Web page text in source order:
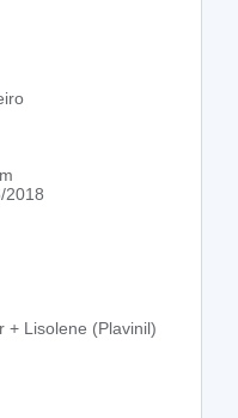
2018
+ Lisolene (Plavinil)